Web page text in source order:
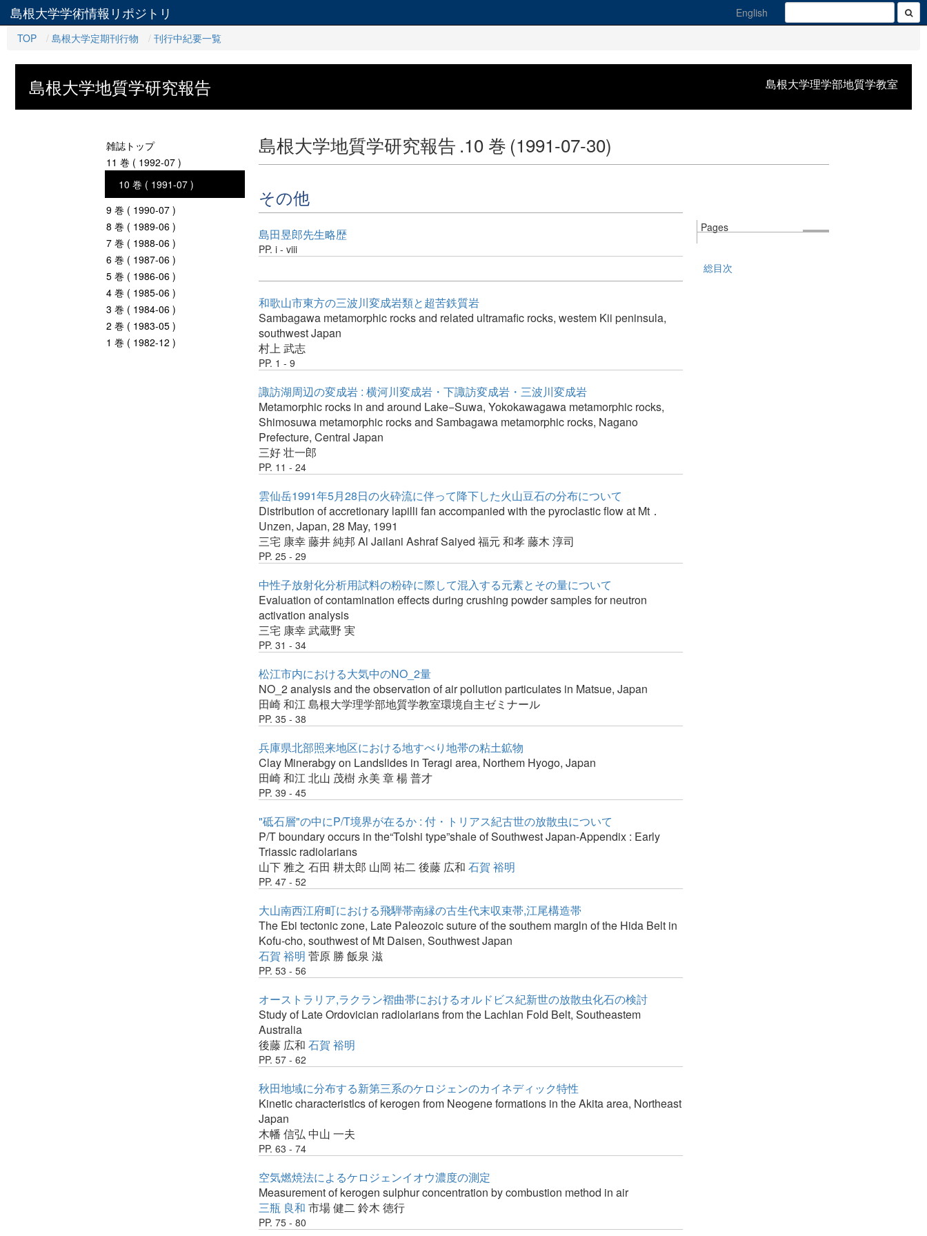
島根大学学術情報リポジトリ
English
TOP
島根大学定期刊行物 刊行中紀要一覧
島根大学理学部地質学教室
島根大学地質学研究報告
雑誌トップ
11 巻 ( 1992-07 )
10 巻 ( 1991-07 )
9 巻 ( 1990-07 )
8 巻 ( 1989-06 )
7 巻 ( 1988-06 )
6 巻 ( 1987-06 )
5 巻 ( 1986-06 )
4 巻 ( 1985-06 )
3 巻 ( 1984-06 )
2 巻 ( 1983-05 )
1 巻 ( 1982-12 )
島根大学地質学研究報告 .10 巻 (1991-07-30)
その他
島田昱郎先生略歴
PP. i - viii
和歌山市東方の三波川変成岩類と超苦鉄質岩
Sambagawa metamorphic rocks and related ultramafic rocks, westem Kii peninsula,
southwest Japan
村上 武志
PP. 1 - 9
諏訪湖周辺の変成岩 : 横河川変成岩・下諏訪変成岩・三波川変成岩
Metamorphic rocks in and around Lake−Suwa, Yokokawagawa metamorphic rocks,
Shimosuwa metamorphic rocks and Sambagawa metamorphic rocks, Nagano
Prefecture, Central Japan
三好 壮一郎
PP. 11 - 24
雲仙岳1991年5月28日の火砕流に伴って降下した火山豆石の分布について
Distribution of accretionary lapilli fan accompanied with the pyroclastic flow at Mt．
Unzen, Japan, 28 May, 1991
三宅 康幸藤井 純邦 Al Jailani Ashraf Saiyed 福元 和孝藤木 淳司
PP. 25 - 29
中性子放射化分析用試料の粉砕に際して混入する元素とその量について
Evaluation of contamination effects during crushing powder samples for neutron
activation analysis
三宅 康幸武蔵野 実
PP. 31 - 34
松江市内における大気中のNO_2量
NO_2 analysis and the observation of air pollution particulates in Matsue, Japan
田崎 和江島根大学理学部地質学教室環境自主ゼミナール
PP. 35 - 38
兵庫県北部照来地区における地すべり地帯の粘土鉱物
Clay Minerabgy on Landslides in Teragi area, Northem Hyogo, Japan
田崎 和江北山 茂樹 永美 章楊 普才
PP. 39 - 45
"砥石層"の中にP/T境界が在るか : 付・トリアス紀古世の放散虫について
P/T boundary occurs in the“Tolshi type”shale of Southwest Japan-Appendix : Early
Triassic radiolarians
山下 雅之 石田 耕太郎 山岡 祐二 後藤 広和 石賀 裕明
PP. 47 - 52
大山南西江府町における飛騨帯南縁の古生代末収束帯,江尾構造帯
The Ebi tectonic zone, Late Paleozoic suture of the southem margln of the Hida Belt in
Kofu-cho, southwest of Mt Daisen, Southwest Japan
石賀 裕明 菅原 勝 飯泉 滋
PP. 53 - 56
オーストラリア,ラクラン褶曲帯におけるオルドビス紀新世の放散虫化石の検討
Study of Late Ordovician radiolarians from the Lachlan Fold Belt, Southeastem
Australia
後藤 広和 石賀 裕明
PP. 57 - 62
秋田地域に分布する新第三系のケロジェンのカイネディック特性
Kinetic characteristlcs of kerogen from Neogene formations in the Akita area, Northeast
Japan
木幡 信弘 中山 一夫
PP. 63 - 74
空気燃焼法によるケロジェンイオウ濃度の測定
Measurement of kerogen sulphur concentration by combustion method in air
三瓶 良和 市場 健二 鈴木 徳行
PP. 75 - 80
Pages
総目次